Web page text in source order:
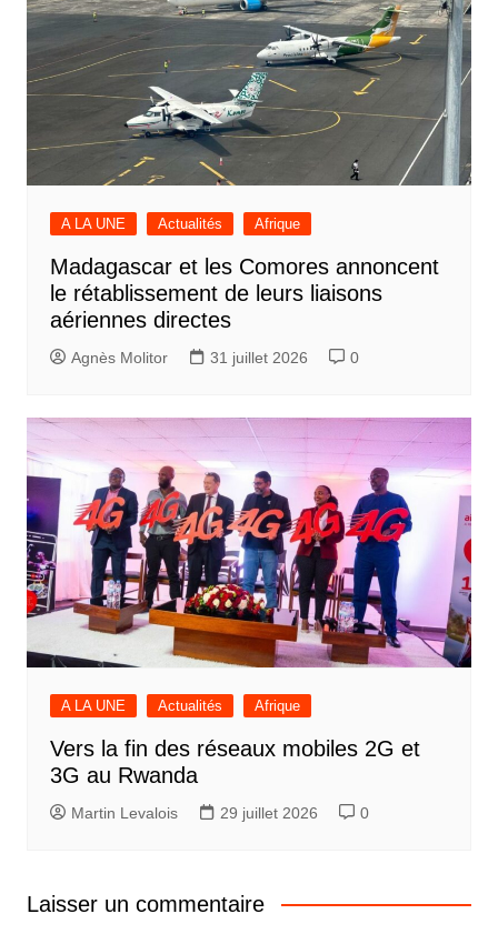
A LA UNE Actualités Afrique
Madagascar et les Comores annoncent
le rétablissement de leurs liaisons
aériennes directes
Agnès Molitor 31 juillet 2026 0
A LA UNE Actualités Afrique
Vers la fin des réseaux mobiles 2G et
3G au Rwanda
Martin Levalois 29 juillet 2026 0
Laisser un commentaire